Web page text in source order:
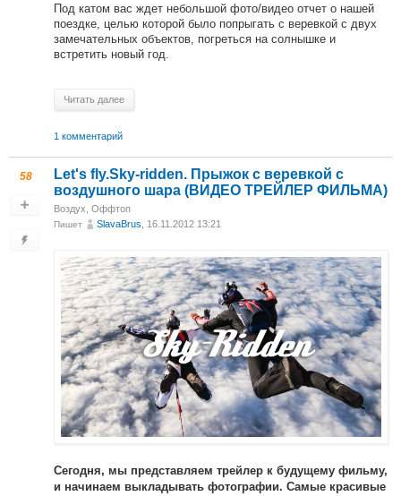
Под катом вас ждет небольшой фото/видео отчет о нашей
поездке, целью которой было попрыгать с веревкой с двух
замечательных объектов, погреться на солнышке и
встретить новый год.
Читать далее
1 комментарий
58
Let's fly.Sky-ridden. Прыжок с веревкой с
воздушного шара (ВИДЕО ТРЕЙЛЕР ФИЛЬМА)
Воздух Оффтоп
Пишет SlavaBrus , 16.11.2012 13:21
Сегодня, мы представляем трейлер к будущему фильму,
и начинаем выкладывать фотографии. Самые красивые